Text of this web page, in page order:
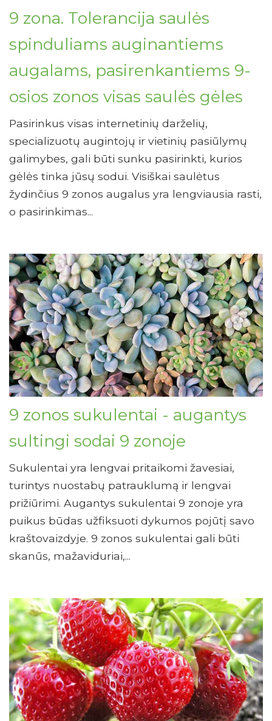
9 zona. Tolerancija saulės
spinduliams auginantiems
augalams, pasirenkantiems 9-
osios zonos visas saulės gėles
Pasirinkus visas internetinių darželių,
specializuotų augintojų ir vietinių pasiūlymų
galimybes, gali būti sunku pasirinkti, kurios
gėlės tinka jūsų sodui. Visiškai saulėtus
žydinčius 9 zonos augalus yra lengviausia rasti,
o pasirinkimas...
9 zonos sukulentai - augantys
sultingi sodai 9 zonoje
Sukulentai yra lengvai pritaikomi žavesiai,
turintys nuostabų patrauklumą ir lengvai
prižiūrimi. Augantys sukulentai 9 zonoje yra
puikus būdas užfiksuoti dykumos pojūtį savo
kraštovaizdyje. 9 zonos sukulentai gali būti
skanūs, mažaviduriai,...